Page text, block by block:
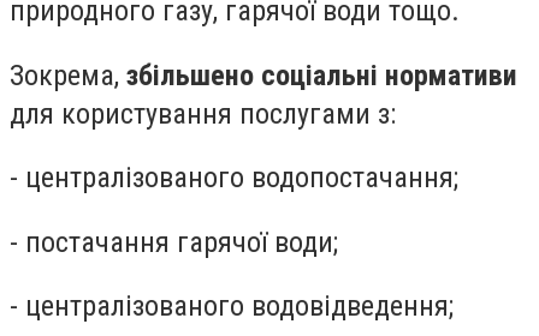
природного газу, гарячої води тощо.
Зокрема, збільшено соціальні нормативи
для користування послугами з:
- централізованого водопостачання;
- постачання гарячої води;
- централізованого водовідведення;